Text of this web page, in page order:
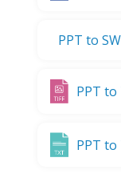
PPT to
PPT to
PPT to